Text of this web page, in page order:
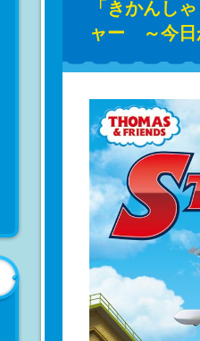
「きかんし
ャー ～今日